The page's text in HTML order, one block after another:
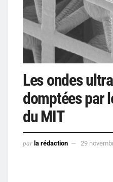
Les ondes
domptées par
du MIT
par la rédaction 29